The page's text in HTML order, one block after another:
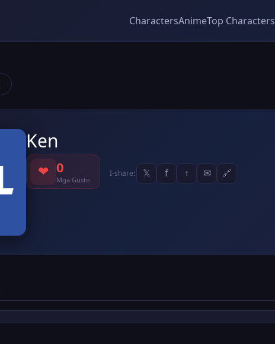
CharactersAnimeTop Characters
Ken
❤ 0
Mga Gusto
I-share: 𝕏 f ↑ ✉ 🔗